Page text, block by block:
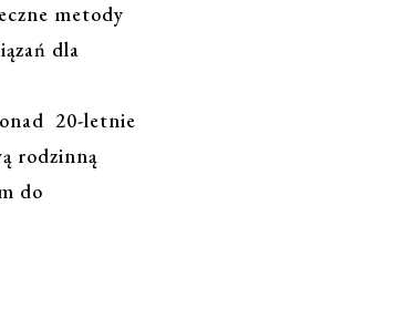
metody
dla
20-letnie
rodzinną
do